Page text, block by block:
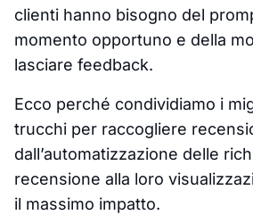
clienti hanno bisogno del
momento opportuno e della
lasciare feedback.
Ecco perché condividiamo i
trucchi per raccogliere
dall’automatizzazione delle
recensione alla loro
il massimo impatto.